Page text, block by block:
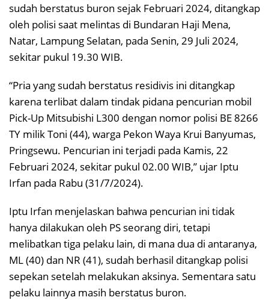
sudah berstatus buron sejak Februari 2024, ditangkap
oleh polisi saat melintas di Bundaran Haji Mena,
Natar, Lampung Selatan, pada Senin, 29 Juli 2024,
sekitar pukul 19.30 WIB.
“Pria yang sudah berstatus residivis ini ditangkap
karena terlibat dalam tindak pidana pencurian mobil
Pick-Up Mitsubishi L300 dengan nomor polisi BE 8266
TY milik Toni (44), warga Pekon Waya Krui Banyumas,
Pringsewu. Pencurian ini terjadi pada Kamis, 22
Februari 2024, sekitar pukul 02.00 WIB,” ujar Iptu
Irfan pada Rabu (31/7/2024).
Iptu Irfan menjelaskan bahwa pencurian ini tidak
hanya dilakukan oleh PS seorang diri, tetapi
melibatkan tiga pelaku lain, di mana dua di antaranya,
ML (40) dan NR (41), sudah berhasil ditangkap polisi
sepekan setelah melakukan aksinya. Sementara satu
pelaku lainnya masih berstatus buron.